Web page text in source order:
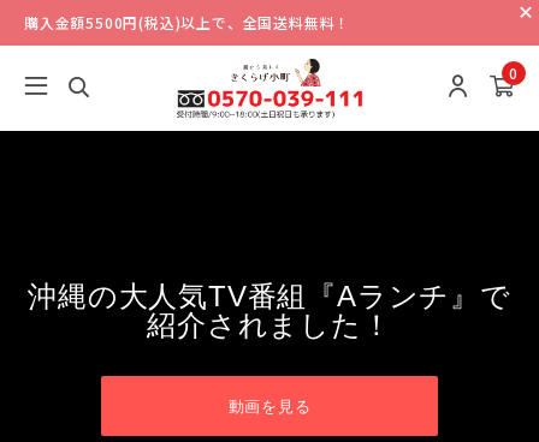
購入金額5500円(税込)以上で、全国送料無料！
0
沖縄の大人気TV番組『Aランチ』で
紹介されました！
動画を見る